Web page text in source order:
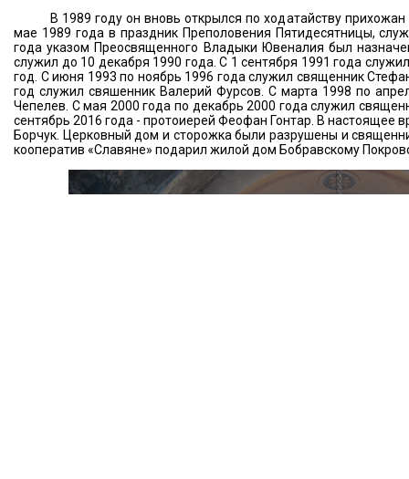
В 1989 году он вновь открылся по ходатайству
мае 1989 года в праздник Преполовения Пятидесятницы,
года указом Преосвященного Владыки Ювеналия был
служил до 10 декабря 1990 года. С 1 сентября 1991 года
год. С июня 1993 по ноябрь 1996 года служил священник
год служил свяшенник Валерий Фурсов. С марта 1998 по
Чепелев. С мая 2000 года по декабрь 2000 года служил
сентябрь 2016 года - протоиерей Феофан Гонтар. В настоящее
Борчук. Церковный дом и сторожка были разрушены и
кооператив «Славяне» подарил жилой дом Бобравскому